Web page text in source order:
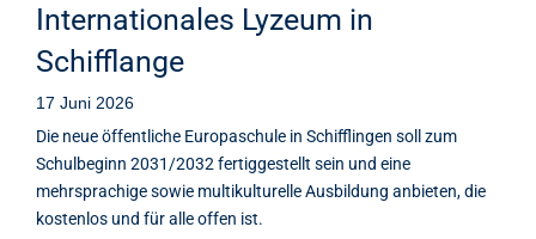
Internationales Lyzeum in
Schifflange
17 Juni 2026
Die neue öffentliche Europaschule in Schifflingen soll zum
Schulbeginn 2031/2032 fertiggestellt sein und eine
mehrsprachige sowie multikulturelle Ausbildung anbieten, die
kostenlos und für alle offen ist.